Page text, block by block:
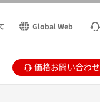
Global Web
価格お問い合わせ